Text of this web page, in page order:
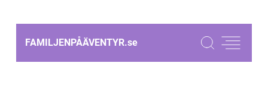
FAMILJENPÅÄVENTYR.se